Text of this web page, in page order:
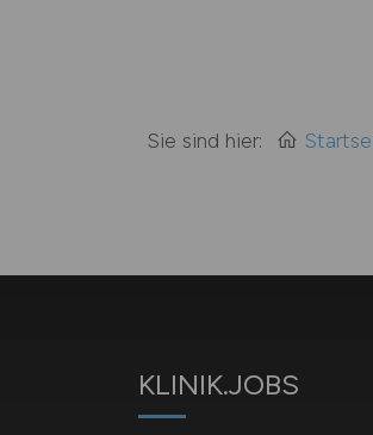
Sie sind hier:
KLINIK.JOBS